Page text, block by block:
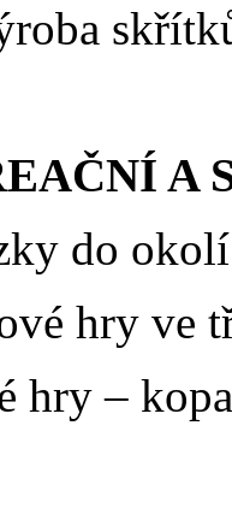
A
do
hry ve
hry –